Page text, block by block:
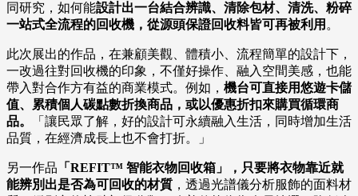
同研究，如何能設計出一台結合辨識、清除包材、清洗、粉碎
一站式全流程的回收機，從源頭保證回收料皆可再被利用 。
此次展出的作品，在兼顧美觀、體積小、流程簡單的設計下，
一改過往對回收機的印象，不僅好操作、融入空間美感，也能
帶入對合作方有益的商業模式。例如， 機台可直接用悠遊卡儲
值、累積個人碳點數折換商品，或以優惠折扣來購買循環商
品。
「讓民眾了解，好的設計可永續融入生活，同時增加生活
品質，在經濟成長上也不會打折。」
另一作品 「REFIT™ 智能衣物回收箱」，只要將衣物靠近就
能辨別出是否為可回收的材質 ，透過光譜儀分析服飾的面料材